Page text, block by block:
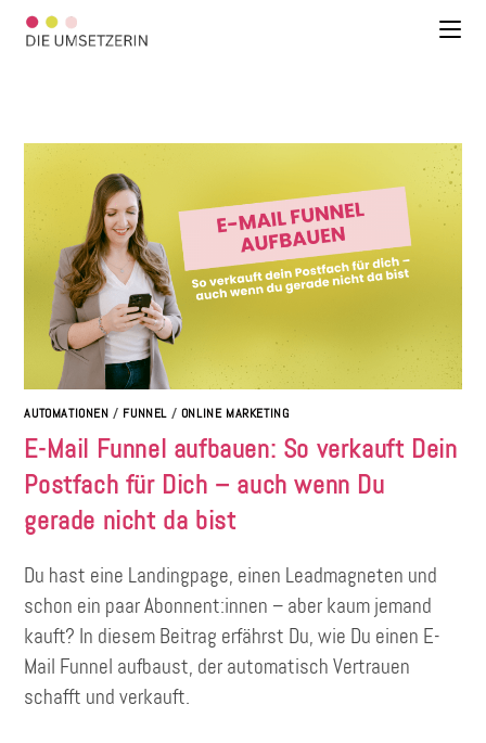
AUTOMATIONEN / FUNNEL / ONLINE MARKETING
E-Mail Funnel aufbauen: So verkauft Dein
Postfach für Dich – auch wenn Du
gerade nicht da bist
Du hast eine Landingpage, einen Leadmagneten und
schon ein paar Abonnent:innen – aber kaum jemand
kauft? In diesem Beitrag erfährst Du, wie Du einen E-
Mail Funnel aufbaust, der automatisch Vertrauen
schafft und verkauft.